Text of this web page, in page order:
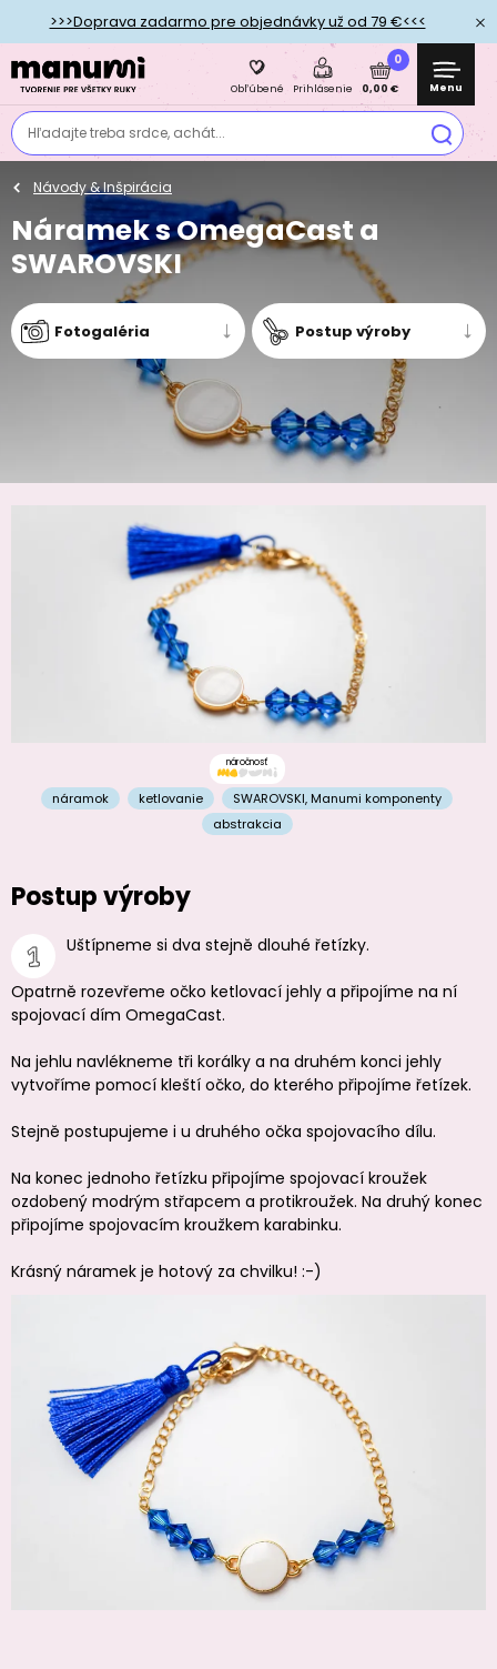
>>>Doprava zadarmo pre objednávky už od 79 €<<<
Hľadajte treba srdce, achát...
Obľúbené Prihlásenie
0
0,00 € Menu
Návody & Inšpirácia
Náramek s OmegaCast a
SWAROVSKI
Fotogaléria Postup výroby
náročnosť
náramok ketlovanie SWAROVSKI, Manumi komponenty
abstrakcia
Postup výroby
Uštípneme si dva stejně dlouhé řetízky.
Opatrně rozevřeme očko ketlovací jehly a připojíme na ní
spojovací dím OmegaCast.
Na jehlu navlékneme tři korálky a na druhém konci jehly
vytvoříme pomocí kleští očko, do kterého připojíme řetízek.
Stejně postupujeme i u druhého očka spojovacího dílu.
Na konec jednoho řetízku připojíme spojovací kroužek
ozdobený modrým střapcem a protikroužek. Na druhý konec
připojíme spojovacím kroužkem karabinku.
Krásný náramek je hotový za chvilku! :-)